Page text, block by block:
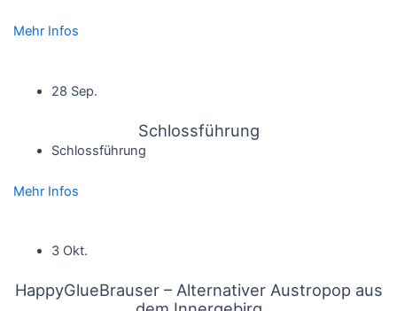
Mehr Infos
28 Sep.
Schlossführung
Schlossführung
Mehr Infos
3 Okt.
HappyGlueBrauser – Alternativer Austropop aus